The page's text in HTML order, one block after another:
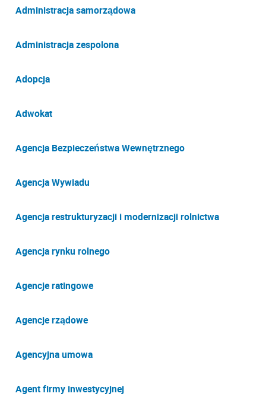
Administracja samorządowa
Administracja zespolona
Adopcja
Adwokat
Agencja Bezpieczeństwa Wewnętrznego
Agencja Wywiadu
Agencja restrukturyzacji i modernizacji rolnictwa
Agencja rynku rolnego
Agencje ratingowe
Agencje rządowe
Agencyjna umowa
Agent firmy inwestycyjnej